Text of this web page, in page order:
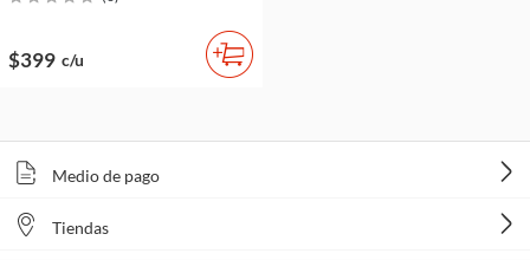
$399 c/u
Medio de pago
Tiendas